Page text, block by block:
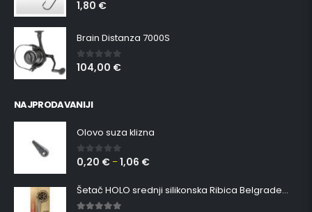
0 out of 5
1,80 €
Brain Distanza 7000S
0out of 5
104,00 €
NAJPRODAVANIJI
Olovo suza klizna
0 out of 5
0,20 € –1,06 €
Šetač HOLO srednji silikonska Ribica Belgrade Walker